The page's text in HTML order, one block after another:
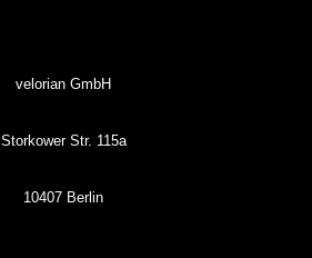
velorian GmbH
Storkower Str. 115a
10407 Berlin